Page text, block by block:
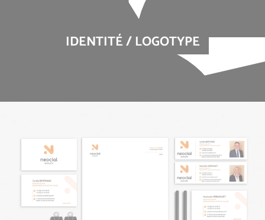
IDENTITÉ / LOGOTYPE